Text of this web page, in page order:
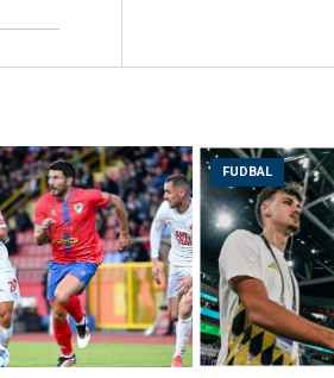
FUDBAL